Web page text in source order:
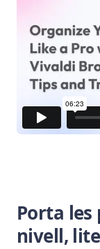
Porta les
nivell,